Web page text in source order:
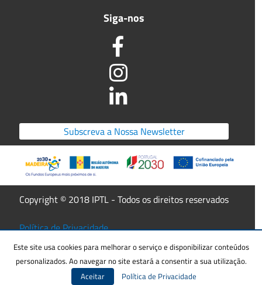
Siga-nos
Subscreva a Nossa Newsletter
Copyright © 2018 IPTL - Todos os direitos reservados
Política de Privacidade
Candidaturas
Regulamento Interno
Este site usa cookies para melhorar o serviço e disponibilizar conteúdos
personalizados. Ao navegar no site estará a consentir a sua utilização.
Aceitar
Política de Privacidade